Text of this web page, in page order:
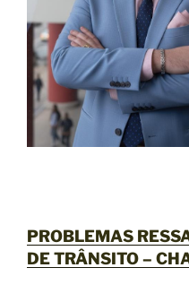
PROBLEMAS
DE TRÂNSITO –